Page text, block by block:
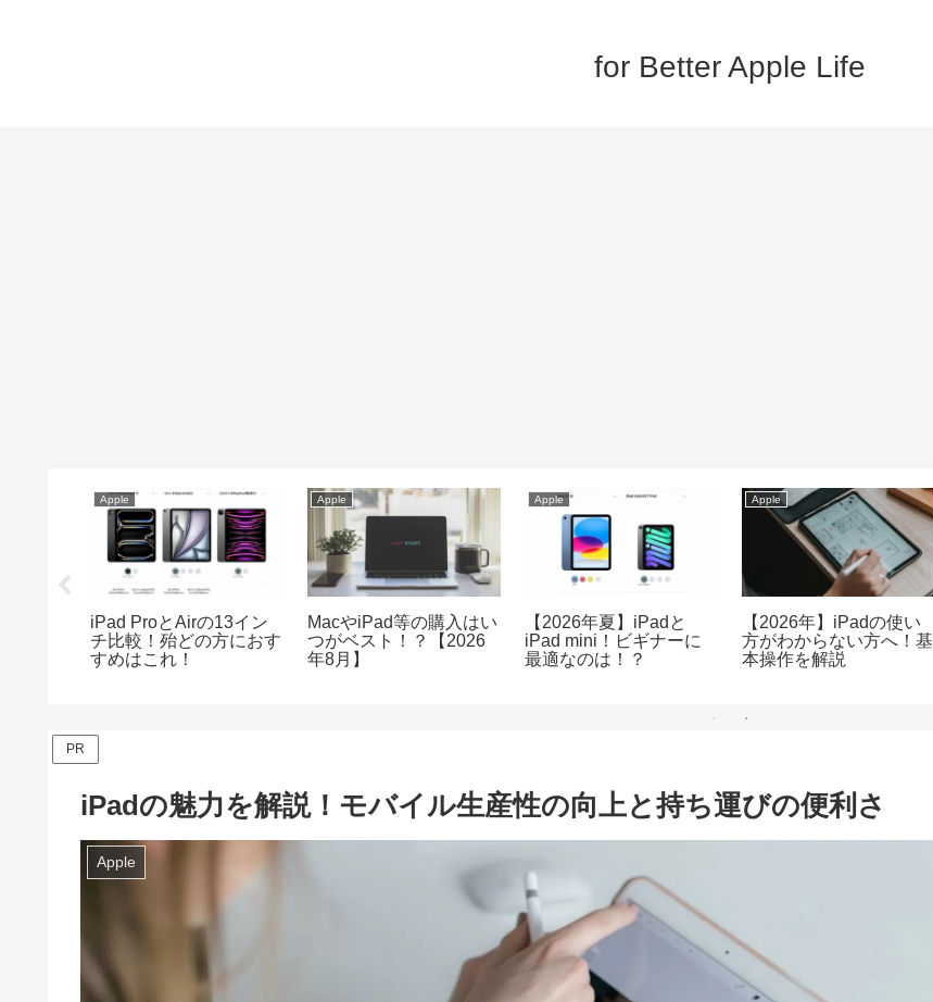
for Better Apple Life
Apple
iPad ProとAirの13イン
チ比較！殆どの方におす
すめはこれ！
Apple
MacやiPad等の購入はい
つがベスト！？【2026
年8月】
Apple
【2026年夏】iPadと
iPad mini！ビギナーに
最適なのは！？
Apple
【2026年】iPadの使い
方がわからない方へ！基
本操作を解説
PR
iPadの魅力を解説！モバイル生産性の向上と持ち運びの便利さ
Apple